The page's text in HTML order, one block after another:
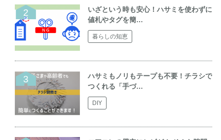
いざという時も安心！ハサミを使わずに
値札やタグを簡…
暮らしの知恵
ハサミもノリもテープも不要！チラシで
つくれる「手づ…
DIY